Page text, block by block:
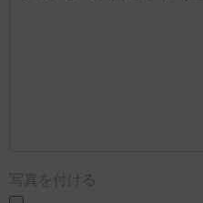
写真を付ける